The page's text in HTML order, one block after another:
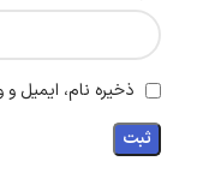
ذخیره نام، ایمیل